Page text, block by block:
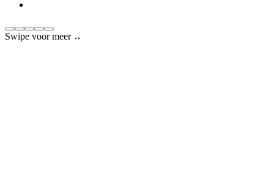
Swipe voor meer